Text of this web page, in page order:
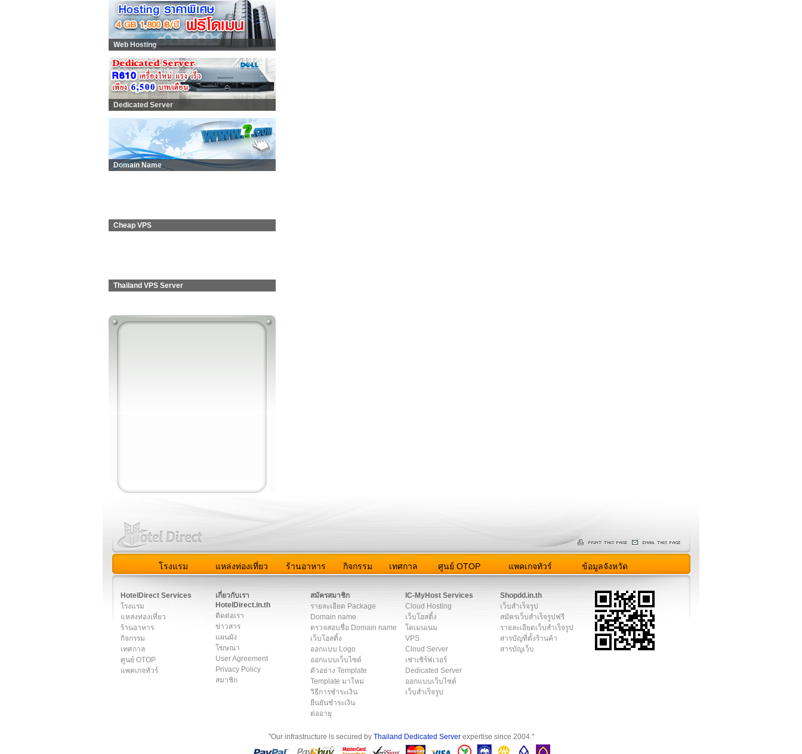
Web Hosting
Dedicated Server
Domain Name
Cheap VPS
Thailand VPS Server
โรงแรม แหล่งท่องเที่ยว ร้านอาหาร กิจกรรม เทศกาล ศูนย์ OTOP แพคเกจทัวร์ ข้อมูลจังหวัด
HotelDirect Services
โรงแรม
แหล่งท่องเที่ยว
ร้านอาหาร
กิจกรรม
เทศกาล
ศูนย์ OTOP
แพคเกจทัวร์
เกี่ยวกับเรา
HotelDirect.in.th
ติดต่อเรา
ข่าวสาร
แผนผัง
โฆษณา
User Agreement
Privacy Policy
สมาชิก
สมัครสมาชิก
รายละเอียด Package
Domain name
ตรวจสอบชื่อ Domain name
เว็บโฮสติ้ง
ออกแบบ Logo
ออกแบบเว็บไซต์
ตัวอย่าง Template
Template มาใหม่
วิธีการชำระเงิน
ยืนยันชำระเงิน
ต่ออายุ
IC-MyHost Services
Cloud Hosting
เว็บโฮสติ้ง
โดเมนเนม
VPS
Cloud Server
เช่าเซิร์ฟเวอร์
Dedicated Server
ออกแบบเว็บไซต์
เว็บสำเร็จรูป
Shopdd.in.th
เว็บสำเร็จรูป
สมัครเว็บสำเร็จรูปฟรี
รายละเอียดเว็บสำเร็จรูป
สารบัญที่ตั้งร้านค้า
สารบัญเว็บ
"Our infrastructure is secured by Thailand Dedicated Serverexpertise since 2004."